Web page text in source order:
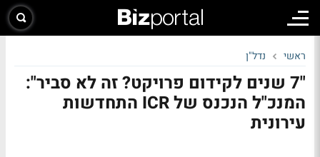
ראשי נדל"ן
"7 שנים לקידום פרויקט? זה לא סביר":
המנכ"ל הנכנס של ICR התחדשות
עירונית